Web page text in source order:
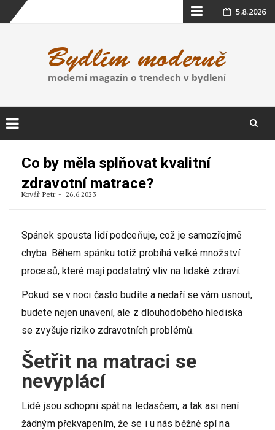
Skip
content
5.8.2026
Co by měla splňovat kvalitní
zdravotní matrace?
Kovář Petr 26.6.2023
Spánek spousta lidí podceňuje, což je samozřejmě
chyba. Během spánku totiž probíhá velké množství
procesů, které mají podstatný vliv na lidské zdraví.
Pokud se v noci často budíte a nedaří se vám usnout,
budete nejen unavení, ale z dlouhodobého hlediska
se zvyšuje riziko zdravotních problémů.
Šetřit na matraci se
nevyplácí
Lidé jsou schopni spát na ledasčem, a tak asi není
žádným překvapením, že se i u nás běžně spí na